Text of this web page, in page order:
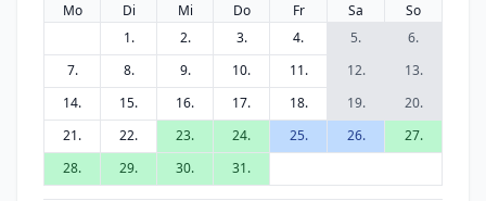
Mo Di Mi Do Fr Sa
So
1.
2. 3. 4. 5.
6.
7.
8. 9. 10. 11. 12.
13.
14.
15. 16. 17. 18. 19.
20.
21.
22. 23. 24. 25. 26.
27.
28.
29. 30. 31.